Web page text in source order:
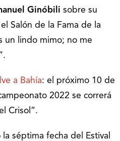
Ginóbili sobre su
Salón de la Fama de la
un lindo mimo; no me
a Bahía: el próximo 10 de
2022 se correrá
Crisol”.
la séptima fecha del Estival